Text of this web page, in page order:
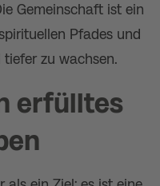
Gemeinschaft ist ein
Pfades und
zu wachsen.
erfülltes